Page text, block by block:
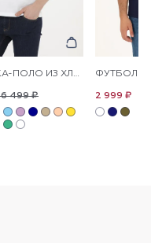
ФУТБОЛКА-ПОЛО ИЗ ХЛОПКА
6 499 ₽ 2 999 ₽